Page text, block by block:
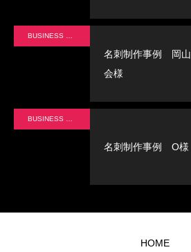
名刺制作事例 岡山
会様
名刺制作事例 O様
HOME